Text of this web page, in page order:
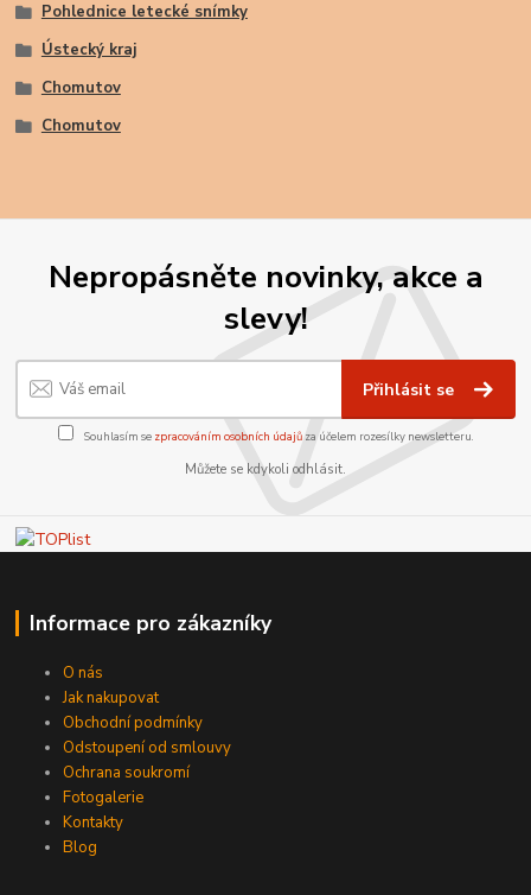
Pohlednice letecké snímky
Ústecký kraj
Chomutov
Chomutov
Nepropásněte novinky, akce a
slevy!
Přihlásit se
Souhlasím se zpracováním osobních údajůza účelem rozesílky newsletteru.
Můžete se kdykoli odhlásit.
Informace pro zákazníky
O nás
Jak nakupovat
Obchodní podmínky
Odstoupení od smlouvy
Ochrana soukromí
Fotogalerie
Kontakty
Blog